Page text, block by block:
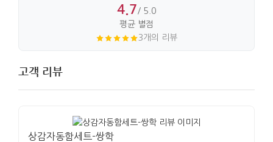
4.7/ 5.0
평균 별점
3개의 리뷰
고객 리뷰
상감자동함세트-쌍학